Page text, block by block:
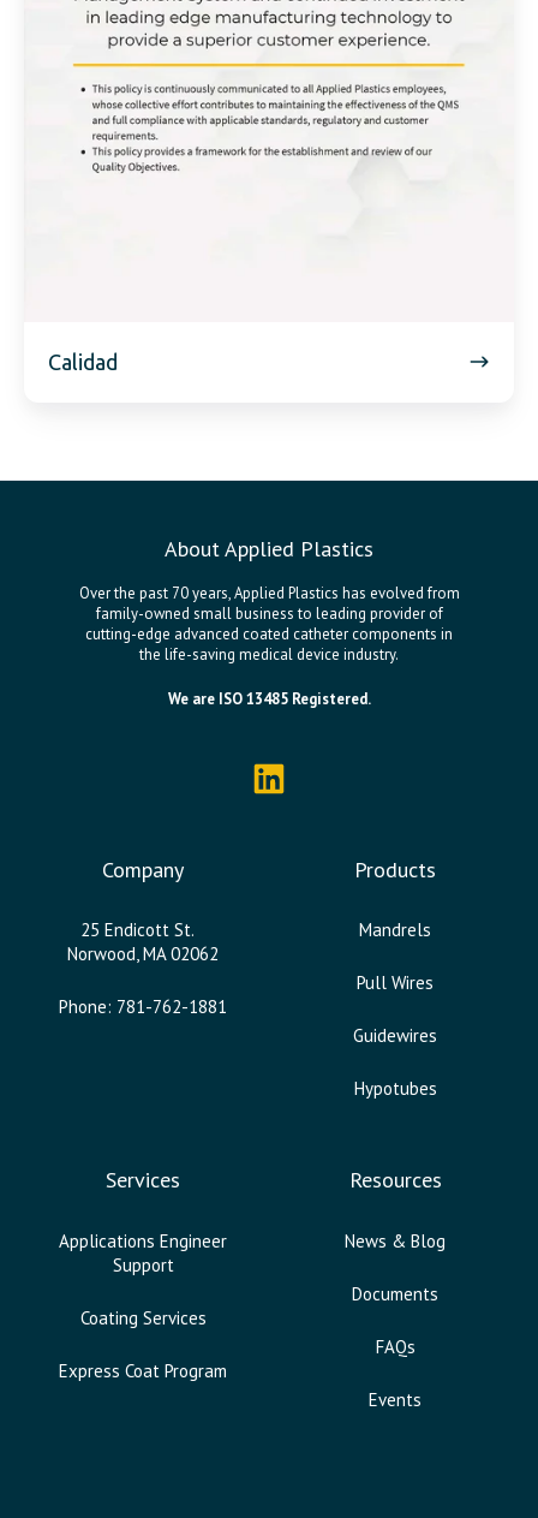
Calidad
About Applied Plastics
Over the past 70 years, Applied Plastics has evolved from
family-owned small business to leading provider of
cutting-edge advanced coated catheter components in
the life-saving medical device industry.
We are ISO 13485 Registered.
Company
25 Endicott St.
Norwood, MA 02062
Phone: 781-762-1881
Products
Mandrels
Pull Wires
Guidewires
Hypotubes
Services
Applications Engineer
Support
Coating Services
Express Coat Program
Resources
News & Blog
Documents
FAQs
Events